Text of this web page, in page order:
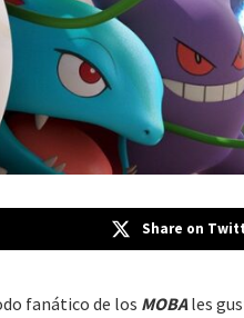
Share on
fanático de los MOBAles